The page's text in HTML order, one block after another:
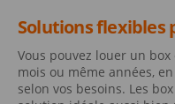
Solutions flexibles
Vous pouvez louer un
mois ou même années,
selon vos besoins. Les